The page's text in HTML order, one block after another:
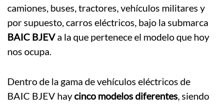
camiones, buses, tractores, vehículos militares y
por supuesto, carros eléctricos, bajo la submarca
BAIC BJEVa la que pertenece el modelo que hoy
nos ocupa.
Dentro de la gama de vehículos eléctricos de
BAIC BJEV haycinco modelos diferentes, siendo